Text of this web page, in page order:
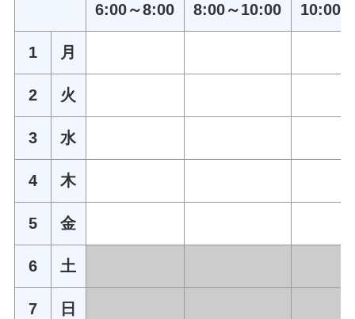
6:00～8:00 8:00～10:00 10:00
1 月
2 火
3 水
4 木
5 金
6 土
7 日